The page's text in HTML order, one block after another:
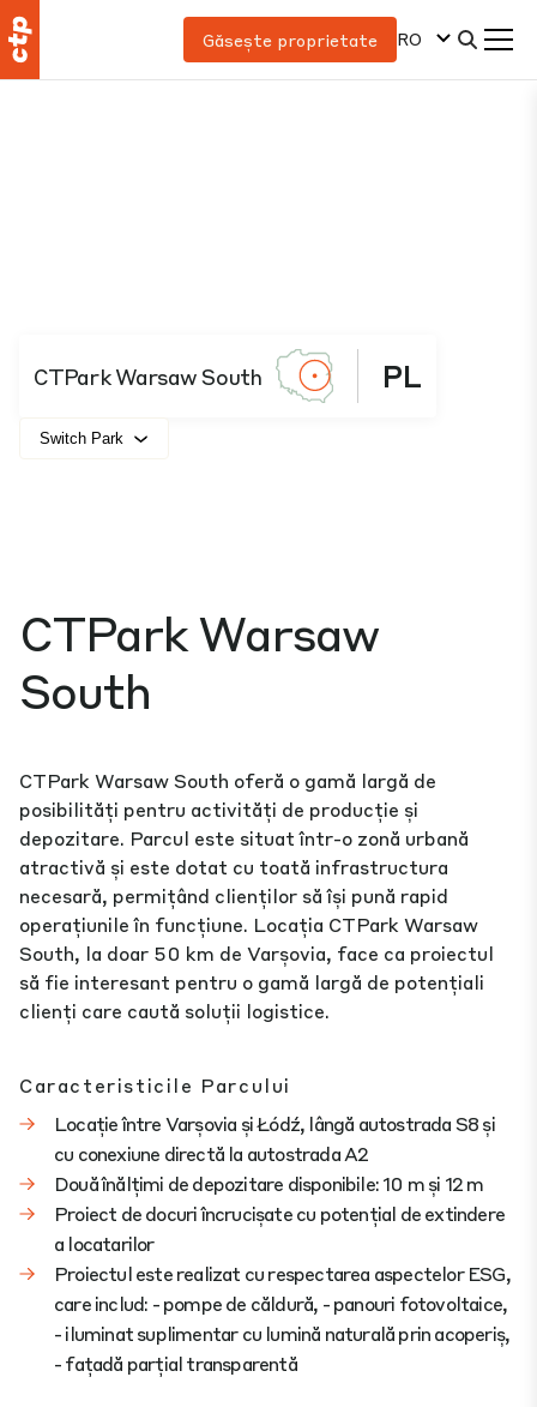
Găsește proprietate RO
CTPark Warsaw South PL
Switch Park
CTPark Warsaw
South
CTPark Warsaw South oferă o gamă largă de
posibilități pentru activități de producție și
depozitare. Parcul este situat într-o zonă urbană
atractivă și este dotat cu toată infrastructura
necesară, permițând clienților să își pună rapid
operațiunile în funcțiune. Locația CTPark Warsaw
South, la doar 50 km de Varșovia, face ca proiectul
să fie interesant pentru o gamă largă de potențiali
clienți care caută soluții logistice.
Caracteristicile Parcului
Locație între Varșovia și Łódź, lângă autostrada S8 și
cu conexiune directă la autostrada A2
Două înălțimi de depozitare disponibile: 10 m și 12 m
Proiect de docuri încrucișate cu potențial de extindere
a locatarilor
Proiectul este realizat cu respectarea aspectelor ESG,
care includ: - pompe de căldură, - panouri fotovoltaice,
- iluminat suplimentar cu lumină naturală prin acoperiș,
- fațadă parțial transparentă